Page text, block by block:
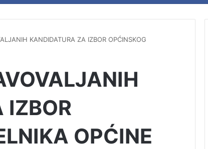
KANDIDATURA ZA IZBOR OPĆINSKOG
IZBOR
OPĆINE